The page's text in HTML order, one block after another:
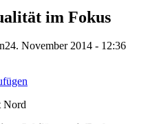
im Fokus
24. November 2014 - 12:36